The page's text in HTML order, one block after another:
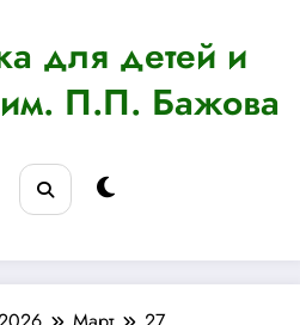
для детей и
П.П. Бажова